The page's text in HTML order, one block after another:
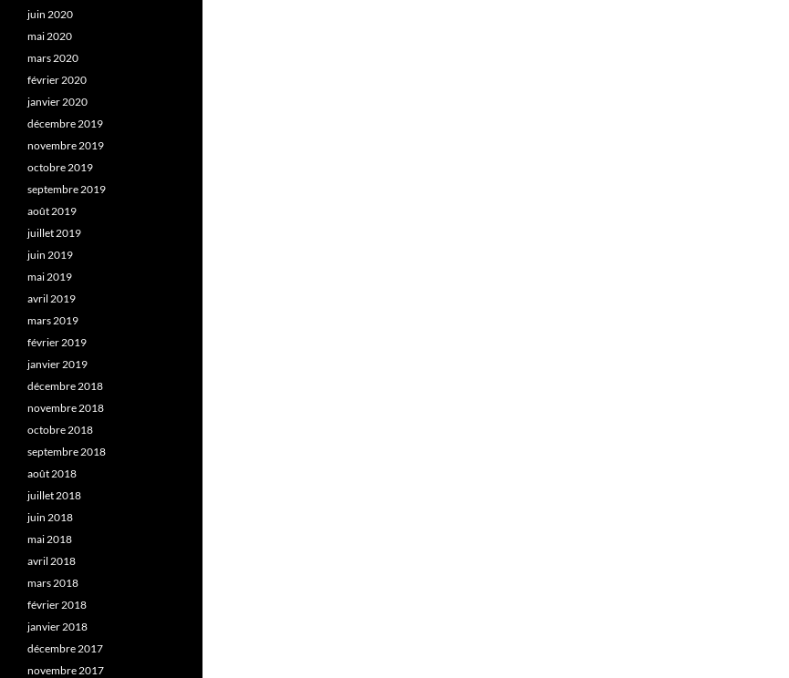
juin 2020
mai 2020
mars 2020
février 2020
janvier 2020
décembre 2019
novembre 2019
octobre 2019
septembre 2019
août 2019
juillet 2019
juin 2019
mai 2019
avril 2019
mars 2019
février 2019
janvier 2019
décembre 2018
novembre 2018
octobre 2018
septembre 2018
août 2018
juillet 2018
juin 2018
mai 2018
avril 2018
mars 2018
février 2018
janvier 2018
décembre 2017
novembre 2017